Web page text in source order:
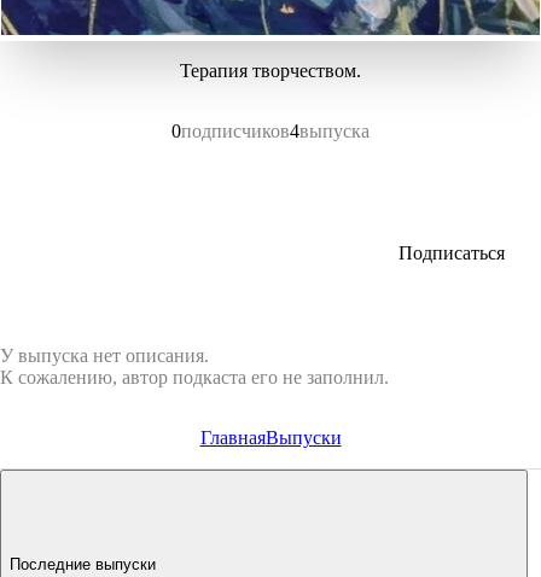
Терапия творчеством.
0подписчиков4выпуска
Подписаться
У выпуска нет описания.
К сожалению, автор подкаста его не заполнил.
ГлавнаяВыпуски
Последние выпуски